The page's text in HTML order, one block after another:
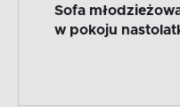
Sofa
w pokoju